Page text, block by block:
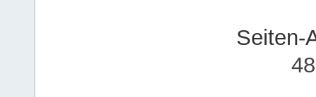
Seiten-